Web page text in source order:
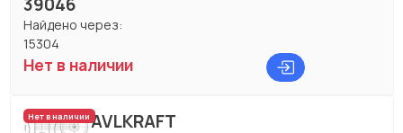
Найдено через:
15304
Нет в наличии
Нет в наличииAVLKRAFT